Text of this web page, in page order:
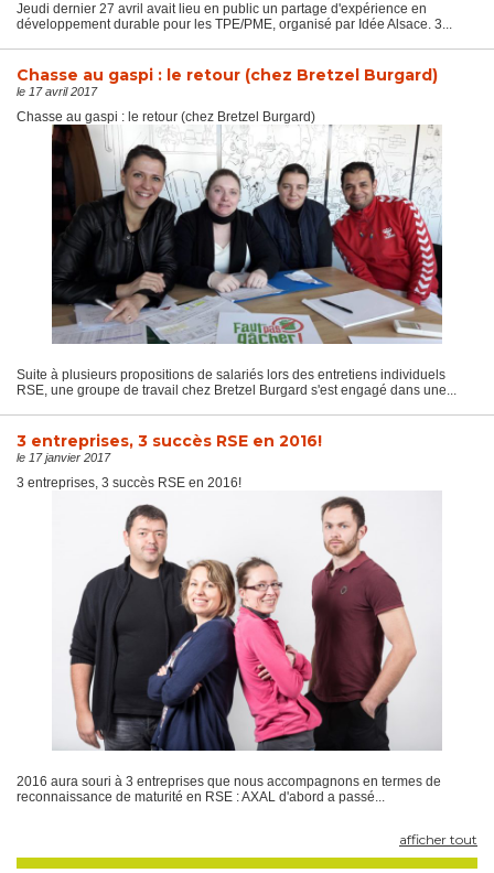
Jeudi dernier 27 avril avait lieu en public un partage d'expérience en
développement durable pour les TPE/PME, organisé par Idée Alsace. 3...
Chasse au gaspi : le retour (chez Bretzel Burgard)
le 17 avril 2017
Chasse au gaspi : le retour (chez Bretzel Burgard)
Suite à plusieurs propositions de salariés lors des entretiens individuels
RSE, une groupe de travail chez Bretzel Burgard s'est engagé dans une...
3 entreprises, 3 succès RSE en 2016!
le 17 janvier 2017
3 entreprises, 3 succès RSE en 2016!
2016 aura souri à 3 entreprises que nous accompagnons en termes de
reconnaissance de maturité en RSE : AXAL d'abord a passé...
afficher tout